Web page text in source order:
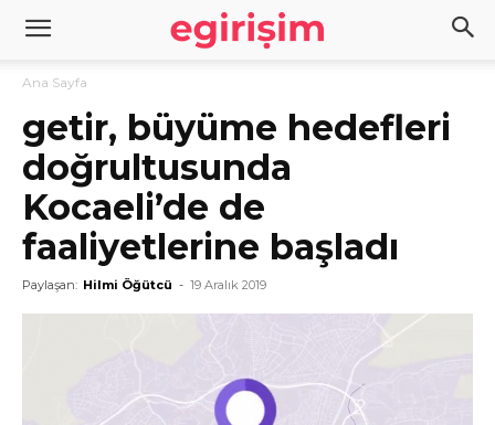
Ana Sayfa
getir, büyüme hedefleri
doğrultusunda
Kocaeli’de de
faaliyetlerine başladı
Paylaşan: Hilmi Öğütcü - 19 Aralık 2019